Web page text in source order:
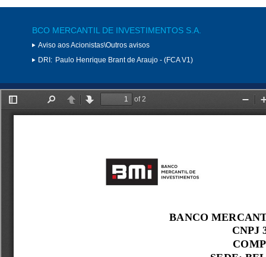
BCO MERCANTIL DE INVESTIMENTOS S.A.
Aviso aos Acionistas\Outros avisos
DRI: Paulo Henrique Brant de Araujo - (FCA V1)